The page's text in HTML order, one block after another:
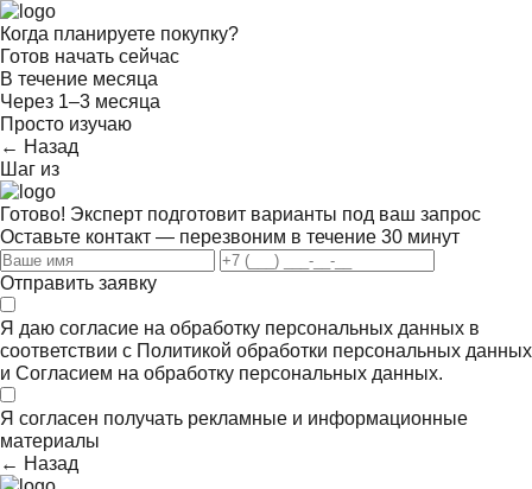
Когда планируете покупку?
Готов начать сейчас
В течение месяца
Через 1–3 месяца
Просто изучаю
← Назад
Шаг из
Готово! Эксперт подготовит варианты под ваш запрос
Оставьте контакт — перезвоним в течение 30 минут
Отправить заявку
Я даю согласие на обработку персональных данных в
соответствии с Политикой обработки персональных данных
и Согласием на обработку персональных данных.
Я согласен получать рекламные и информационные
материалы
← Назад